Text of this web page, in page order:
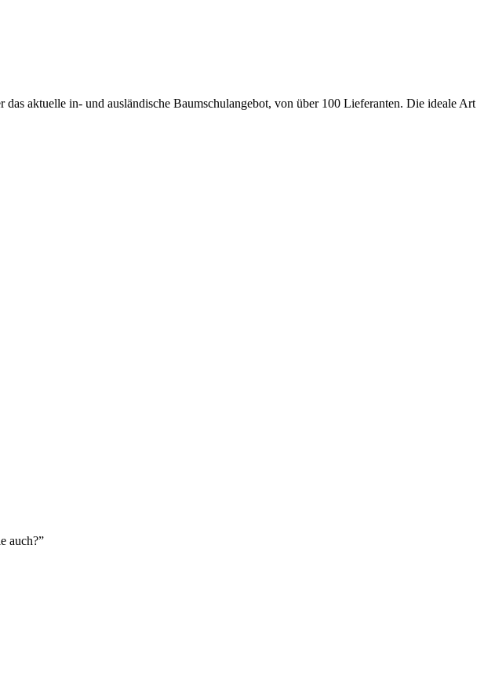
aktuelle in- und ausländische Baumschulangebot, von über 100 Lieferanten. Die ideale Art
auch?”